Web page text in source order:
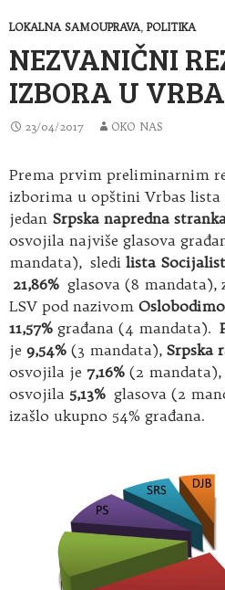
LOKALNA SAMOUPRAVA, POLITIKA
NEZVANIČNI
IZBORA U
23/04/2017 OKO NAS
Prema prvim preliminarnim
izborima u opštini Vrbas
jedan Srpska napredna
osvojila najviše glasova
mandata), sledi lista
21,86% glasova (8 mandata),
LSV pod nazivom
11,57% građana (4 mandata).
je 9,54% (3 mandata), Srpska
osvojila je 7,16% (2 mandata),
osvojila 5,13% glasova (2
izašlo ukupno 54% građana.